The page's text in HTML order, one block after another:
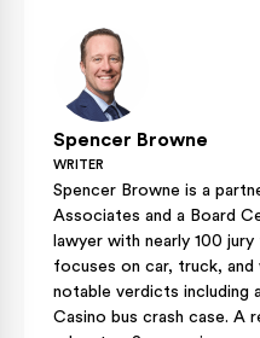
Spencer Browne
WRITER
Spencer Browne is a
Associates and a Board
lawyer with nearly 100
focuses on car, truck,
notable verdicts including
Casino bus crash case. A